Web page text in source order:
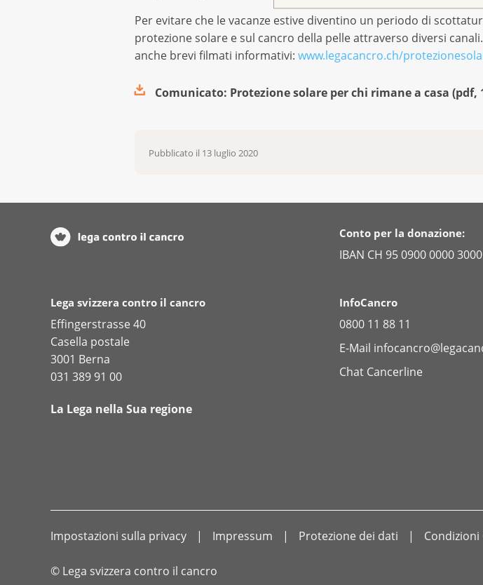
Per evitare che le vacanze estive diventino un periodo di
protezione solare e sul cancro della pelle attraverso diversi
anche brevi filmati informativi: www.legacancro.ch/
Comunicato: Protezione solare per chi rimane a casa (pdf,
Pubblicato il 13 luglio 2020
Conto per la donazione:
IBAN CH 95 0900 0000
Lega svizzera contro il cancro
Effingerstrasse 40
Casella postale
3001 Berna
031 389 91 00
La Lega nella Sua regione
InfoCancro
0800 11 88 11
E-Mail
Chat Cancerline
Impostazioni sulla privacy Impressum Protezione dei dati Condizioni
© Lega svizzera contro il cancro